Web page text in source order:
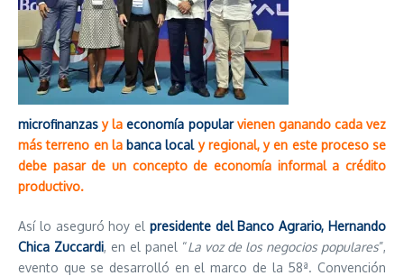
microfinanzas y la economía popularvienen ganando cada vez
más terreno en labanca local y regional, y en este proceso se
debe pasar de un concepto de economía informal a crédito
productivo.
Así lo aseguró hoy el presidente del Banco Agrario, Hernando
Chica Zuccardi, en el panel “La voz de los negocios populares”,
evento que se desarrolló en el marco de la 58ª. Convención